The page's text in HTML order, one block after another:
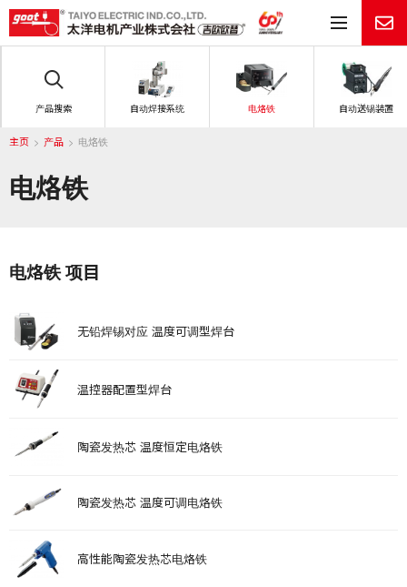
目
产品搜索 自动焊接系统 电烙铁 自动送锡装置
电烙铁
主页 产品 电烙铁
电烙铁 项目
无铅焊锡对应 温度可调型焊台
温控器配置型焊台
陶瓷发热芯 温度恒定电烙铁
陶瓷发热芯 温度可调电烙铁
高性能陶瓷发热芯电烙铁